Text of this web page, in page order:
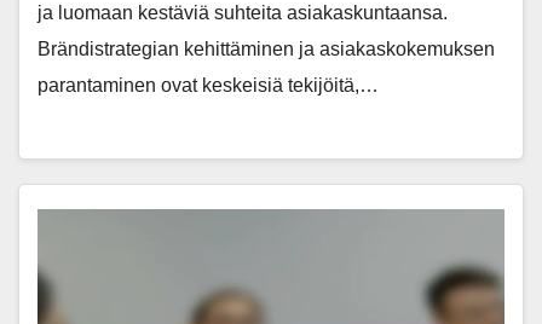
ja luomaan kestäviä suhteita asiakaskuntaansa.
Brändistrategian kehittäminen ja asiakaskokemuksen
parantaminen ovat keskeisiä tekijöitä,…